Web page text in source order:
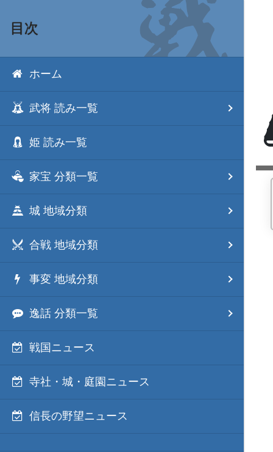
目次
ホーム
武将 読み一覧
姫 読み一覧
家宝 分類一覧
城 地域分類
合戦 地域分類
事変 地域分類
逸話 分類一覧
戦国ニュース
寺社・城・庭園ニュース
信長の野望ニュース